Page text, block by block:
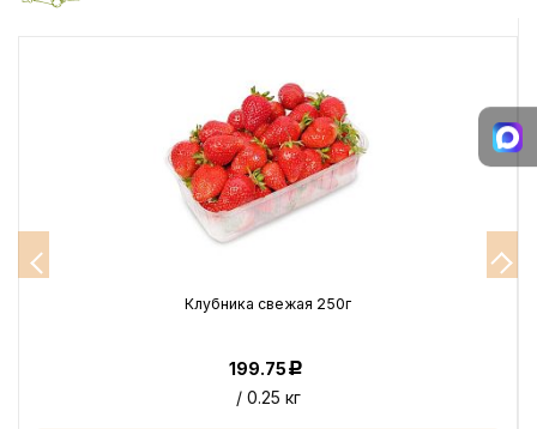
Клубника свежая 250г
199.75Р
/ 0.25 кг